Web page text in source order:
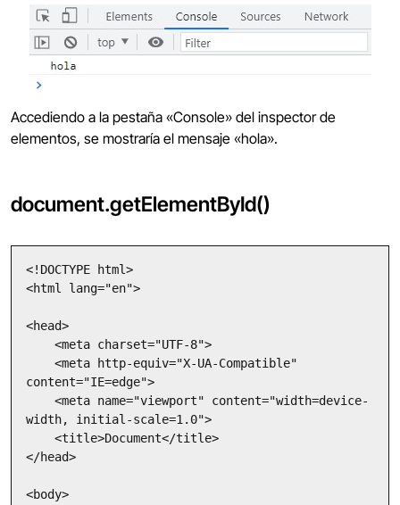
Accediendo a la pestaña «Console» del inspector de
elementos, se mostraría el mensaje «hola».
document.getElementById()
<!DOCTYPE html>
<html lang="en">
<head>
content="IE=edge">
width, initial-scale=1.0">
</head>
<body>